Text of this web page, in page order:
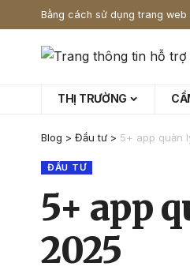
Bằng cách sử dụng trang web
THỊ TRƯỜNG
Blog > Đầu tư > 5+ app quản
ĐẦU TƯ
5+ app
2025